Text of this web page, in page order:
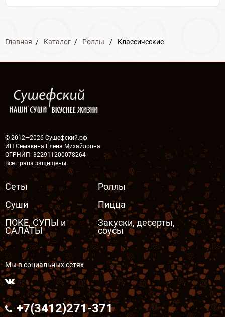
Главная / Каталог / Роллы / Классические
© 2012—2026 Сушефский.рф
ИП Семакина Елена Михайловна
ОГРНИП: 322911200078264
Все права защищены
Сеты
Роллы
Суши
Пицца
ПОКЕ, СУПЫ и
САЛАТЫ
Закуски, десерты,
соусы
Мы в социальных сетях
+7(3412)271-371